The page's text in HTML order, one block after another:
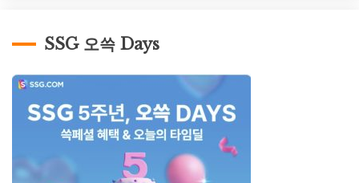
SSG 오쓱 Days